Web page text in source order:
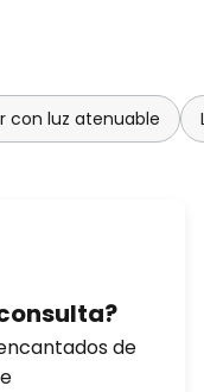
con luz atenuable
de